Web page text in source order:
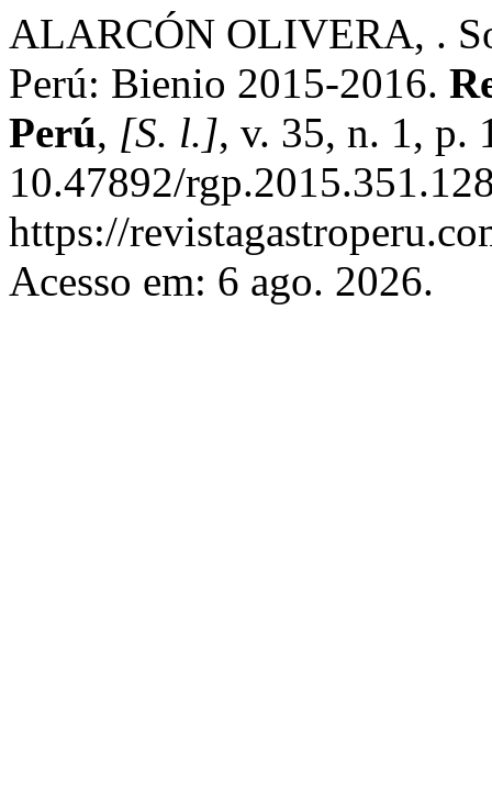
ALARCÓN OLIVERA, .
Perú: Bienio 2015-2016.
Perú, [S. l.], v. 35, n. 1, p.
10.47892/
https://
Acesso em: 6 ago. 2026.